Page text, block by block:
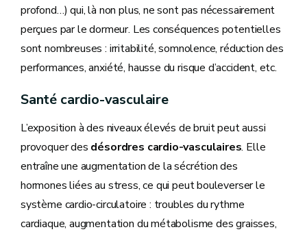
profond…) qui, là non plus, ne sont pas nécessairement
perçues par le dormeur. Les conséquences potentielles
sont nombreuses : irritabilité, somnolence, réduction des
performances, anxiété, hausse du risque d’accident, etc.
Santé cardio-vasculaire
L’exposition à des niveaux élevés de bruit peut aussi
provoquer des désordres cardio-vasculaires. Elle
entraîne une augmentation de la sécrétion des
hormones liées au stress, ce qui peut bouleverser le
système cardio-circulatoire : troubles du rythme
cardiaque, augmentation du métabolisme des graisses,